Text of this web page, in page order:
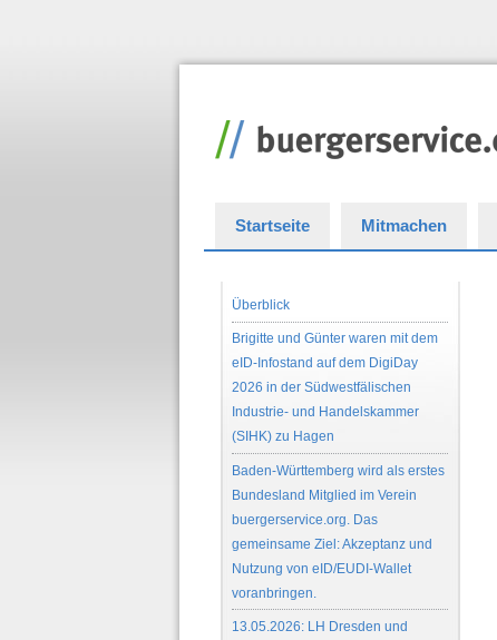
Startseite Mitmachen
Überblick
Brigitte und Günter waren mit dem
eID-Infostand auf dem DigiDay
2026 in der Südwestfälischen
Industrie- und Handelskammer
(SIHK) zu Hagen
Baden-Württemberg wird als erstes
Bundesland Mitglied im Verein
buergerservice.org. Das
gemeinsame Ziel: Akzeptanz und
Nutzung von eID/EUDI-Wallet
voranbringen.
13.05.2026: LH Dresden und